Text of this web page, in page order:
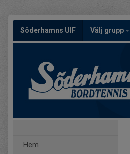
Söderhamns UIF Välj grupp
Hem